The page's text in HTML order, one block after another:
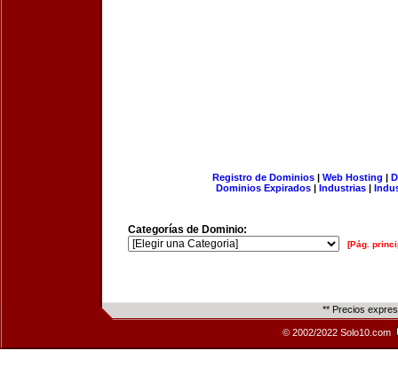
Registro de Dominios| Web Hosting |
Dominios Expirados | Industrias |
Categorías de Dominio:
[Pág.
** Precios
© 2002/2022 Solo10.com